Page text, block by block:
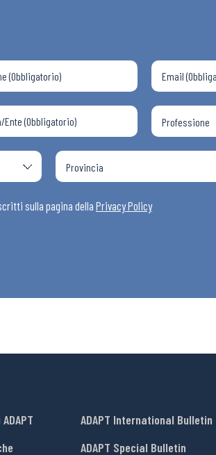
sulla pagina della Privacy Policy
ADAPT International Bulletin
ADAPT Special Bulletin